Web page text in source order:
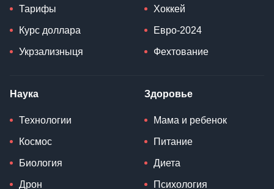
Тарифы
Курс доллара
Укрзализныця
Хоккей
Евро-2024
Фехтование
Наука
Технологии
Космос
Биология
Дрон
Здоровье
Мама и ребенок
Питание
Диета
Психология